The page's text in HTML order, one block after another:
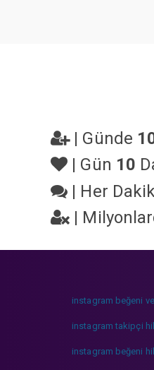
| Günde
| Gün 10
| Her
|
instagram beğeni
instagram takipçi
instagram beğeni